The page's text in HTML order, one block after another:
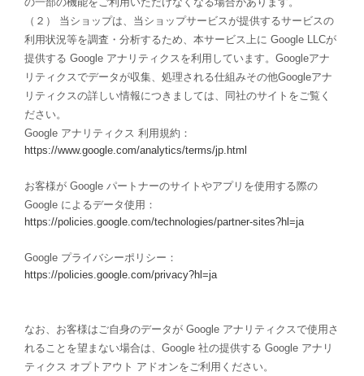
（２） 当ショップは、当ショップサービスが提供するサービスの
利用状況等を調査・分析するため、本サービス上に Google LLCが
提供する Google アナリティクスを利用しています。Googleアナ
リティクスでデータが収集、処理される仕組みその他Googleアナ
リティクスの詳しい情報につきましては、同社のサイトをご覧く
ださい。
Google アナリティクス 利用規約：
https://www.google.com/analytics/terms/jp.html
お客様が Google パートナーのサイトやアプリを使用する際の
Google によるデータ使用：
https://policies.google.com/technologies/partner-sites?hl=ja
Google プライバシーポリシー：
https://policies.google.com/privacy?hl=ja
なお、お客様はご自身のデータが Google アナリティクスで使用さ
れることを望まない場合は、Google 社の提供する Google アナリ
ティクス オプトアウト アドオンをご利用ください。